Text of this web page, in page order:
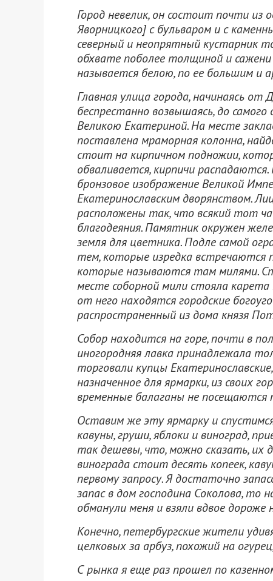
Город невелик, он состоит почти
Яворницкого] с бульваром и с
северный и неопрятный кустарник
обхвате поболее толщиной и
называется белою, по ее большим
Главная улица города, начинаясь
беспрестанно возвышаясь, до
Великою Екатериной. На месте
поставлена мраморная колонна,
стоит на кирпичном подножии,
обваливается, кирпичи
бронзовое изображение Великой
Екатеринославским дворянством.
расположены так, что всякий тот
благодеяния. Памятник окружен
земля для цветника. Подле самой
тем, которые изредка встречаются
которые называются там милями.
месте соборной мили стояла
от него находятся городские
распространенный из дома князя
Собор находится на горе, почти в
иногородняя лавка принадлежала
торговали купцы
назначенное для ярмарки, из своих
временные балаганы не посещаются
Оставим же эту ярмарку и
кавуны, груши, яблоки и виноград,
так дешевы, что, можно сказать, их
винограда стоит десять копеек,
первому запросу. Я достаточно
запас в дом господина Соколова, то
обманули меня и взяли вдвое
Конечно, петербургские жители
целковых за арбуз, похожий на
С рынка я еще раз прошел по